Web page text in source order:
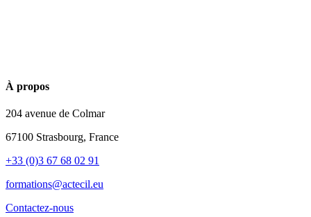
À propos
204 avenue de Colmar
67100 Strasbourg, France
+33 (0)3 67 68 02 91
formations@actecil.eu
Contactez-nous